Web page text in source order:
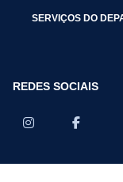
SERVIÇOS DO
REDES SOCIAIS